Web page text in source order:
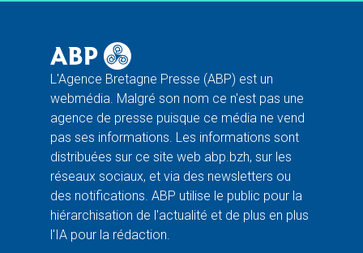
L'Agence Bretagne Presse (ABP) est un
webmédia. Malgré son nom ce n'est pas une
agence de presse puisque ce média ne vend
pas ses informations. Les informations sont
distribuées sur ce site web abp.bzh, sur les
réseaux sociaux, et via des newsletters ou
des notifications. ABP utilise le public pour la
hiérarchisation de l'actualité et de plus en plus
l'IA pour la rédaction.